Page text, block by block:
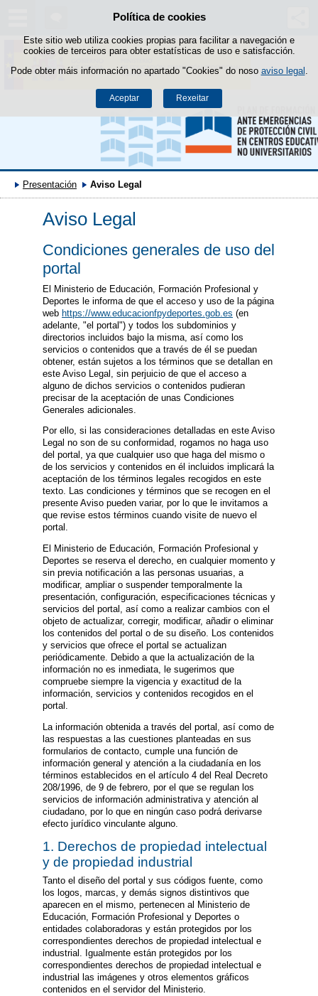
Política de cookies
Este sitio web utiliza cookies propias para facilitar a navegación e
cookies de terceiros para obter estatísticas de uso e satisfacción.
Pode obter máis información no apartado "Cookies" do noso aviso legal
Aceptar Rexeitar
Saltar ao contido
Presentación Aviso Legal
Aviso Legal
Condiciones generales de uso del
portal
El Ministerio de Educación, Formación Profesional y
Deportes le informa de que el acceso y uso de la página
web https://www.educacionfpydeportes.gob.es (en
adelante, "el portal") y todos los subdominios y
directorios incluidos bajo la misma, así como los
servicios o contenidos que a través de él se puedan
obtener, están sujetos a los términos que se detallan en
este Aviso Legal, sin perjuicio de que el acceso a
alguno de dichos servicios o contenidos pudieran
precisar de la aceptación de unas Condiciones
Generales adicionales.
Por ello, si las consideraciones detalladas en este Aviso
Legal no son de su conformidad, rogamos no haga uso
del portal, ya que cualquier uso que haga del mismo o
de los servicios y contenidos en él incluidos implicará la
aceptación de los términos legales recogidos en este
texto. Las condiciones y términos que se recogen en el
presente Aviso pueden variar, por lo que le invitamos a
que revise estos términos cuando visite de nuevo el
portal.
El Ministerio de Educación, Formación Profesional y
Deportes se reserva el derecho, en cualquier momento y
sin previa notificación a las personas usuarias, a
modificar, ampliar o suspender temporalmente la
presentación, configuración, especificaciones técnicas y
servicios del portal, así como a realizar cambios con el
objeto de actualizar, corregir, modificar, añadir o eliminar
los contenidos del portal o de su diseño. Los contenidos
y servicios que ofrece el portal se actualizan
periódicamente. Debido a que la actualización de la
información no es inmediata, le sugerimos que
compruebe siempre la vigencia y exactitud de la
información, servicios y contenidos recogidos en el
portal.
La información obtenida a través del portal, así como de
las respuestas a las cuestiones planteadas en sus
formularios de contacto, cumple una función de
información general y atención a la ciudadanía en los
términos establecidos en el artículo 4 del Real Decreto
208/1996, de 9 de febrero, por el que se regulan los
servicios de información administrativa y atención al
ciudadano, por lo que en ningún caso podrá derivarse
efecto jurídico vinculante alguno.
1. Derechos de propiedad intelectual
y de propiedad industrial
Tanto el diseño del portal y sus códigos fuente, como
los logos, marcas, y demás signos distintivos que
aparecen en el mismo, pertenecen al Ministerio de
Educación, Formación Profesional y Deportes o
entidades colaboradoras y están protegidos por los
correspondientes derechos de propiedad intelectual e
industrial. Igualmente están protegidos por los
correspondientes derechos de propiedad intelectual e
industrial las imágenes y otros elementos gráficos
contenidos en el servidor del Ministerio.